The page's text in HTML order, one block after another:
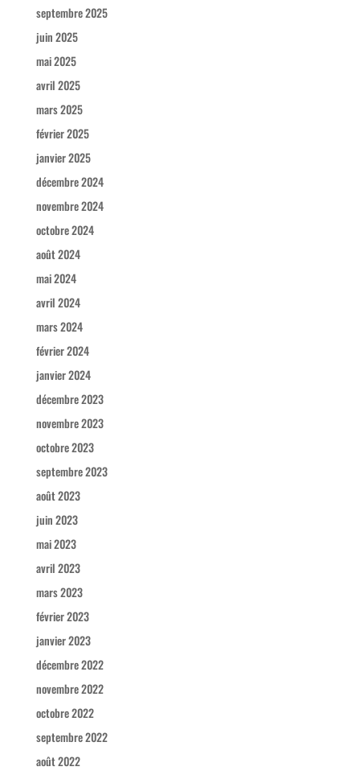
septembre 2025
juin 2025
mai 2025
avril 2025
mars 2025
février 2025
janvier 2025
décembre 2024
novembre 2024
octobre 2024
août 2024
mai 2024
avril 2024
mars 2024
février 2024
janvier 2024
décembre 2023
novembre 2023
octobre 2023
septembre 2023
août 2023
juin 2023
mai 2023
avril 2023
mars 2023
février 2023
janvier 2023
décembre 2022
novembre 2022
octobre 2022
septembre 2022
août 2022